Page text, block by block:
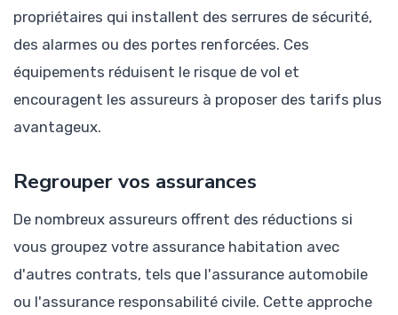
propriétaires qui installent des serrures de sécurité,
des alarmes ou des portes renforcées. Ces
équipements réduisent le risque de vol et
encouragent les assureurs à proposer des tarifs plus
avantageux.
Regrouper vos assurances
De nombreux assureurs offrent des réductions si
vous groupez votre assurance habitation avec
d'autres contrats, tels que l'assurance automobile
ou l'assurance responsabilité civile. Cette approche